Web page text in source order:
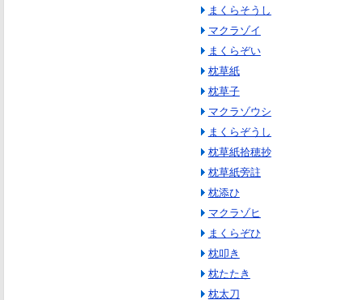
まくらそうし
マクラゾイ
まくらぞい
枕草紙
枕草子
マクラゾウシ
まくらぞうし
枕草紙拾穂抄
枕草紙旁註
枕添ひ
マクラゾヒ
まくらぞひ
枕叩き
枕たたき
枕太刀